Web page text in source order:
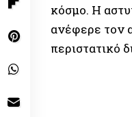
κόσμο. Η
ανέφερε τον
περιστατικό